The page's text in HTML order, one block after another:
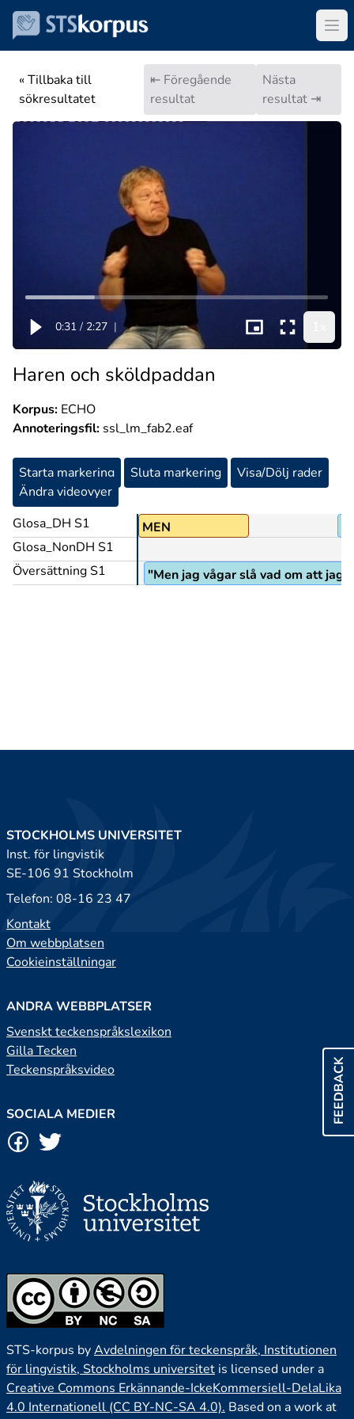
« Tillbaka till
sökresultatet
⇤ Föregående
resultat
Nästa
resultat ⇥
0:31 / 2:27 |
Haren och sköldpaddan
Korpus: ECHO
Annoteringsfil: ssl_lm_fab2.eaf
Starta markering Sluta markering
Visa/Dölj rader
Ändra videovyer
Glosa_DH S1
Glosa_NonDH S1
Översättning S1
MEN
"Men jag vågar slå vad om att jag
FEEDBACK
STOCKHOLMS UNIVERSITET
Inst. för lingvistik
SE-106 91 Stockholm
Telefon: 08-16 23 47
Kontakt
Om webbplatsen
Cookieinställningar
ANDRA WEBBPLATSER
Svenskt teckenspråkslexikon
Gilla Tecken
Teckenspråksvideo
SOCIALA MEDIER
STS-korpus byAvdelningen för teckenspråk, Institutionen
för lingvistik, Stockholms universitet is licensed under a
Creative Commons Erkännande-IckeKommersiell-DelaLika
4.0 Internationell (CC BY-NC-SA 4.0). Based on a work at